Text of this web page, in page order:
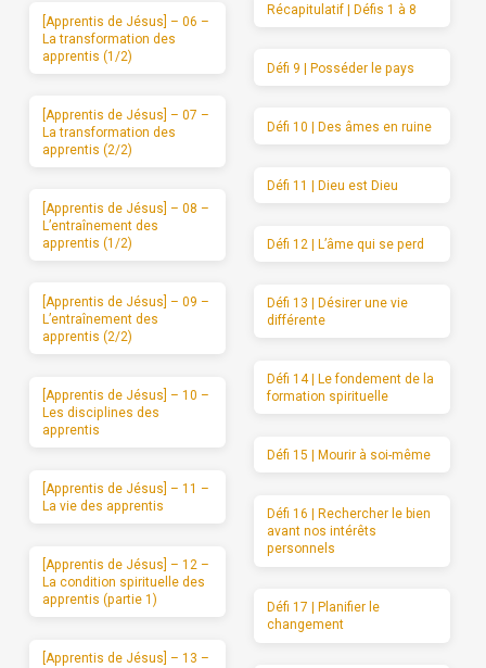
[Apprentis de Jésus] – 06 –
La transformation des
apprentis (1/2)
[Apprentis de Jésus] – 07 –
La transformation des
apprentis (2/2)
[Apprentis de Jésus] – 08 –
L’entraînement des
apprentis (1/2)
[Apprentis de Jésus] – 09 –
L’entraînement des
apprentis (2/2)
[Apprentis de Jésus] – 10 –
Les disciplines des
apprentis
[Apprentis de Jésus] – 11 –
La vie des apprentis
[Apprentis de Jésus] – 12 –
La condition spirituelle des
apprentis (partie 1)
[Apprentis de Jésus] – 13 –
Récapitulatif | Défis 1 à 8
Défi 9 | Posséder le pays
Défi 10 | Des âmes en ruine
Défi 11 | Dieu est Dieu
Défi 12 | L’âme qui se perd
Défi 13 | Désirer une vie
différente
Défi 14 | Le fondement de la
formation spirituelle
Défi 15 | Mourir à soi-même
Défi 16 | Rechercher le bien
avant nos intérêts
personnels
Défi 17 | Planifier le
changement